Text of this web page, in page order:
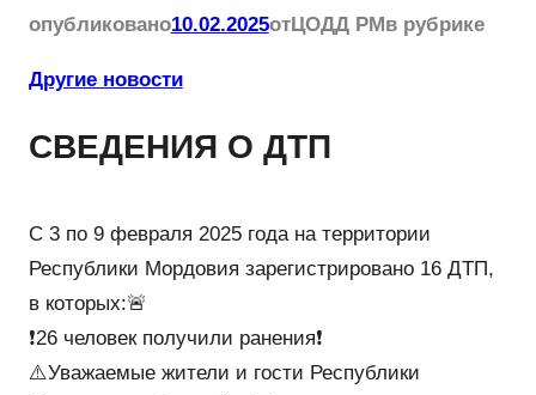
опубликовано10.02.2025отЦОДД РМв рубрике
Другие новости
СВЕДЕНИЯ О ДТП
С 3 по 9 февраля 2025 года на территории
Республики Мордовия зарегистрировано 16 ДТП,
в которых:🚨
❗️26 человек получили ранения❗️
⚠️Уважаемые жители и гости Республики